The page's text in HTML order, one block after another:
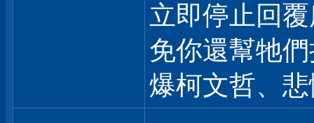
立即停止回
免你還幫牠
爆柯文哲、